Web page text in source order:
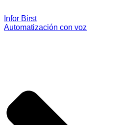
Infor Birst
Automatización con voz